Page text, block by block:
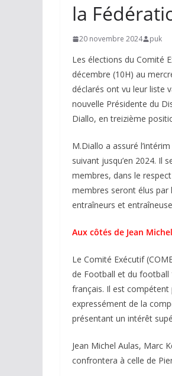
la
20 novembre 2024 puk
Les élections du Comité
décembre (10H) au
déclarés ont vu leur liste
nouvelle Présidente du
Diallo, en treizième
M.Diallo a assuré
suivant jusqu’en 2024. Il
membres, dans le
membres seront élus par
entraîneurs et
Aux côtés de Jean
Le Comité Exécutif
de Football et du football
français. Il est
expressément de la
présentant un intérêt
Jean Michel Aulas, Marc
confrontera à celle de